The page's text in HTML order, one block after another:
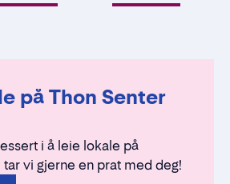
på Thon Senter
i å leie lokale på
vi gjerne en prat med deg!